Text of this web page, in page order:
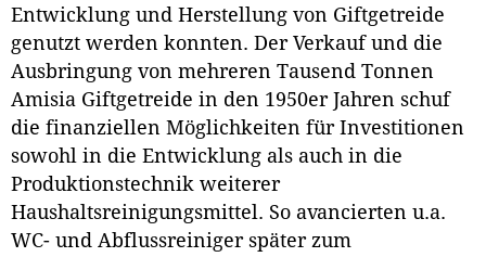
Entwicklung und Herstellung von Giftgetreide
genutzt werden konnten. Der Verkauf und die
Ausbringung von mehreren Tausend Tonnen
Amisia Giftgetreide in den 1950er Jahren schuf
die finanziellen Möglichkeiten für Investitionen
sowohl in die Entwicklung als auch in die
Produktionstechnik weiterer
Haushaltsreinigungsmittel. So avancierten u.a.
WC- und Abflussreiniger später zum